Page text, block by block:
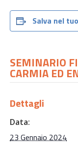
Salva nel
SEMINARIO
CARMIA ED
Dettagli
Data:
23 Gennaio 2024